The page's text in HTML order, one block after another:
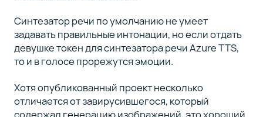
Синтезатор речи по умолчанию не умеет
задавать правильные интонации, но если отдать
девушке токен для синтезатора речи Azure TTS,
то и в голосе прорежутся эмоции.
Хотя опубликованный проект несколько
отличается от завирусившегося, который
содержал генерацию изображений, это хороший